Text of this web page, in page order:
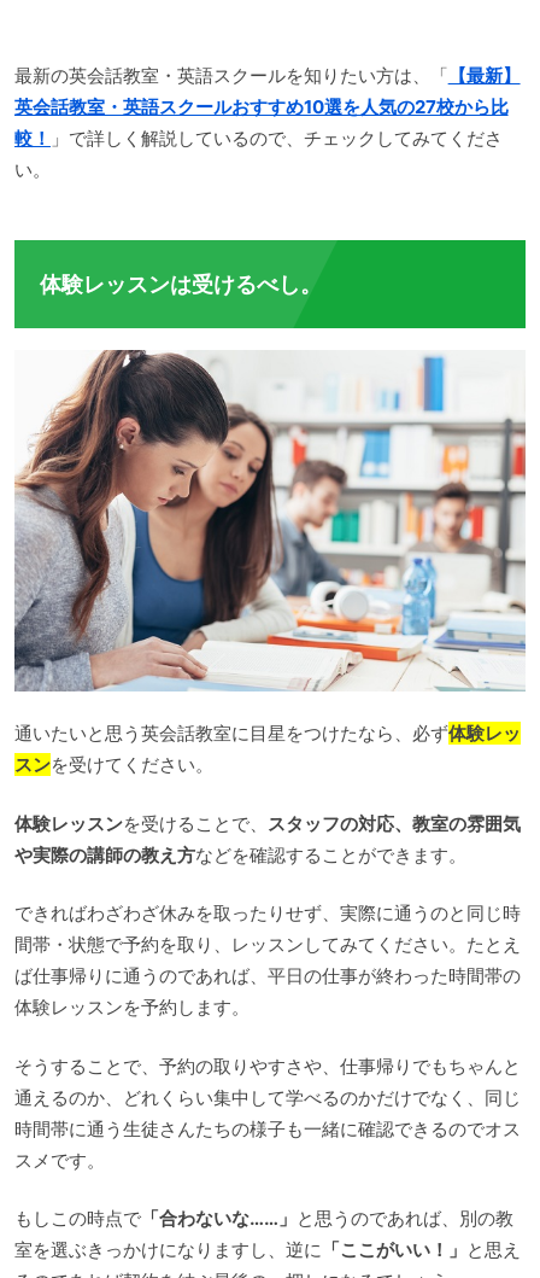
最新の英会話教室・英語スクールを知りたい方は、「 【最新】
英会話教室・英語スクールおすすめ10選を人気の27校から比
較！ 」で詳しく解説しているので、チェックしてみてくださ
い。
体験レッスンは受けるべし。
通いたいと思う英会話教室に目星をつけたなら、必ず体験レッ
スンを受けてください。
体験レッスンを受けることで、
スタッフの対応、教室の雰囲気
や実際の講師の教え方などを確認することができます。
できればわざわざ休みを取ったりせず、実際に通うのと同じ時
間帯・状態で予約を取り、レッスンしてみてください。たとえ
ば仕事帰りに通うのであれば、平日の仕事が終わった時間帯の
体験レッスンを予約します。
そうすることで、予約の取りやすさや、仕事帰りでもちゃんと
通えるのか、どれくらい集中して学べるのかだけでなく、同じ
時間帯に通う生徒さんたちの様子も一緒に確認できるのでオス
スメです。
もしこの時点で「合わないな……」 と思うのであれば、別の教
室を選ぶきっかけになりますし、逆に 「ここがいい！」 と思え